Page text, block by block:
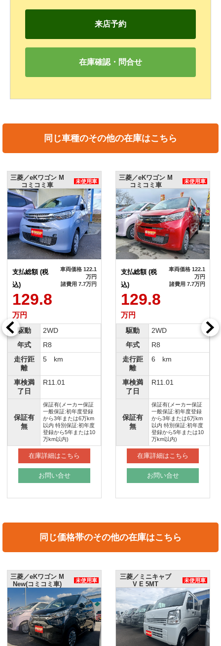
来店予約
在庫確認・問合せ
同じ車種のその他の在庫はこちら
三菱／eKワゴン M
コミコミ車
未使用車
支払総額 (税
込)
129.8
万円
車両価格 122.1
万円
諸費用 7.7万円
駆動
2WD
年式
R8
走行距
離
5 km
車検満
了日
R11.01
保証有
無
保証有(メーカー保証
一般保証:初年度登録
から3年または6万km
以内 特別保証:初年度
登録から5年または10
万km以内)
在庫詳細はこちら
お問い合せ
三菱／eKワゴン M
コミコミ車
未使用車
支払総額 (税
込)
129.8
万円
車両価格 122.1
万円
諸費用 7.7万円
駆動
2WD
年式
R8
走行距
離
6 km
車検満
了日
R11.01
保証有
無
保証有(メーカー保証
一般保証:初年度登録
から3年または6万km
以内 特別保証:初年度
登録から5年または10
万km以内)
在庫詳細はこちら
お問い合せ
同じ価格帯のその他の在庫はこちら
三菱／eKワゴン M
New(コミコミ車)
未使用車
三菱／ミニキャブ
V E 5MT
未使用車